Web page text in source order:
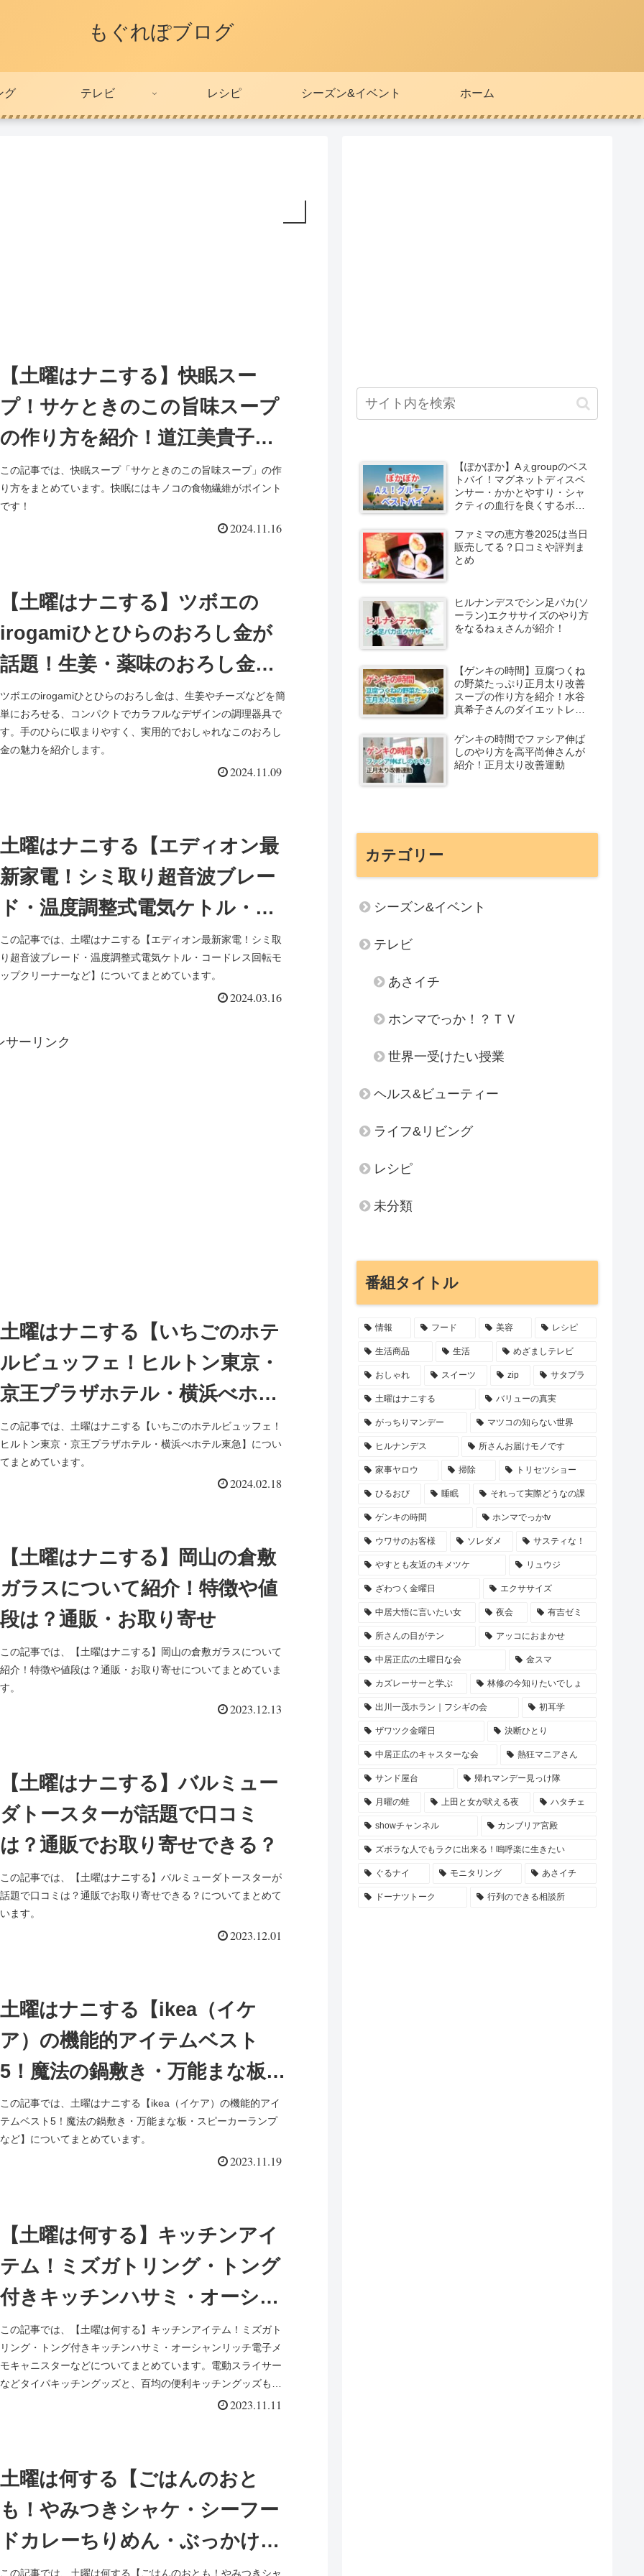
もぐれぽブログ
グ テレビ レシピ シーズン&イベント ホーム
【土曜はナニする】快眠スー
プ！サケときのこの旨味スープ
の作り方を紹介！道江美貴子さ
んのレシピ
この記事では、快眠スープ「サケときのこの旨味スープ」の作
り方をまとめています。快眠にはキノコの食物繊維がポイント
です！
2024.11.16
【土曜はナニする】ツボエの
irogamiひとひらのおろし金が
話題！生姜・薬味のおろし金が
おしゃれで便利
ツボエのirogamiひとひらのおろし金は、生姜やチーズなどを簡
単におろせる、コンパクトでカラフルなデザインの調理器具で
す。手のひらに収まりやすく、実用的でおしゃれなこのおろし
金の魅力を紹介します。
2024.11.09
土曜はナニする【エディオン最
新家電！シミ取り超音波ブレー
ド・温度調整式電気ケトル・コ
ードレス回転モップクリーナー
など】
この記事では、土曜はナニする【エディオン最新家電！シミ取
り超音波ブレード・温度調整式電気ケトル・コードレス回転モ
ップクリーナーなど】についてまとめています。
2024.03.16
サーリンク
土曜はナニする【いちごのホテ
ルビュッフェ！ヒルトン東京・
京王プラザホテル・横浜べホテ
ル東急】
この記事では、土曜はナニする【いちごのホテルビュッフェ！
ヒルトン東京・京王プラザホテル・横浜べホテル東急】につい
てまとめています。
2024.02.18
【土曜はナニする】岡山の倉敷
ガラスについて紹介！特徴や値
段は？通販・お取り寄せ
この記事では、【土曜はナニする】岡山の倉敷ガラスについて
紹介！特徴や値段は？通販・お取り寄せについてまとめていま
す。
2023.12.13
【土曜はナニする】バルミュー
ダトースターが話題で口コミ
は？通販でお取り寄せできる？
この記事では、【土曜はナニする】バルミューダトースターが
話題で口コミは？通販でお取り寄せできる？についてまとめて
います。
2023.12.01
土曜はナニする【ikea（イケ
ア）の機能的アイテムベスト
5！魔法の鍋敷き・万能まな板・
スピーカーランプなど】
この記事では、土曜はナニする【ikea（イケア）の機能的アイ
テムベスト5！魔法の鍋敷き・万能まな板・スピーカーランプ
など】についてまとめています。
2023.11.19
【土曜は何する】キッチンアイ
テム！ミズガトリング・トング
付きキッチンハサミ・オーシャ
ンリッチ電子メモキャニスター
など）
この記事では、【土曜は何する】キッチンアイテム！ミズガト
リング・トング付きキッチンハサミ・オーシャンリッチ電子メ
モキャニスターなどについてまとめています。電動スライサー
などタイパキッチングッズと、百均の便利キッチングッズも紹
2023.11.11
土曜は何する【ごはんのおと
も！やみつきシャケ・シーフー
ドカレーちりめん・ぶっかけコ
ンビーフ・牡蠣じゃんなど】ベ
この記事では、土曜は何する【ごはんのおとも！やみつきシャ
【ぽかぽか】Aぇgroupのベス
トバイ！マグネットディスペ
ンサー・かかとやすり・シャ
クティの血行を良くするボー
ファミマの恵方巻2025は当日
販売してる？口コミや評判ま
とめ
ヒルナンデスでシン足パカ(ソ
ーラン)エクササイズのやり方
をなるねぇさんが紹介！
【ゲンキの時間】豆腐つくね
の野菜たっぷり正月太り改善
スープの作り方を紹介！水谷
真希子さんのダイエットレシ
ゲンキの時間でファシア伸ば
しのやり方を高平尚伸さんが
紹介！正月太り改善運動
カテゴリー
シーズン&イベント
テレビ
あさイチ
ホンマでっか！？ＴＶ
世界一受けたい授業
ヘルス&ビューティー
ライフ&リビング
レシピ
未分類
番組タイトル
情報 フード 美容 レシピ
生活商品 生活 めざましテレビ
おしゃれ スイーツ zip サタプラ
土曜はナニする バリューの真実
がっちりマンデー マツコの知らない世界
ヒルナンデス 所さんお届けモノです
家事ヤロウ 掃除 トリセツショー
ひるおび 睡眠 それって実際どうなの課
ゲンキの時間 ホンマでっかtv
ウワサのお客様 ソレダメ サスティな！
やすとも友近のキメツケ リュウジ
ざわつく金曜日 エクササイズ
中居大悟に言いたい女 夜会 有吉ゼミ
所さんの目がテン アッコにおまかせ
中居正広の土曜日な会 金スマ
カズレーサーと学ぶ 林修の今知りたいでしょ
出川一茂ホラン｜フシギの会 初耳学
ザワツク金曜日 決断ひとり
中居正広のキャスターな会 熱狂マニアさん
サンド屋台 帰れマンデー見っけ隊
月曜の蛙 上田と女が吠える夜 ハタチェ
showチャンネル カンブリア宮殿
ズボラな人でもラクに出来る！嗚呼楽に生きたい
ぐるナイ モニタリング あさイチ
ドーナツトーク 行列のできる相談所